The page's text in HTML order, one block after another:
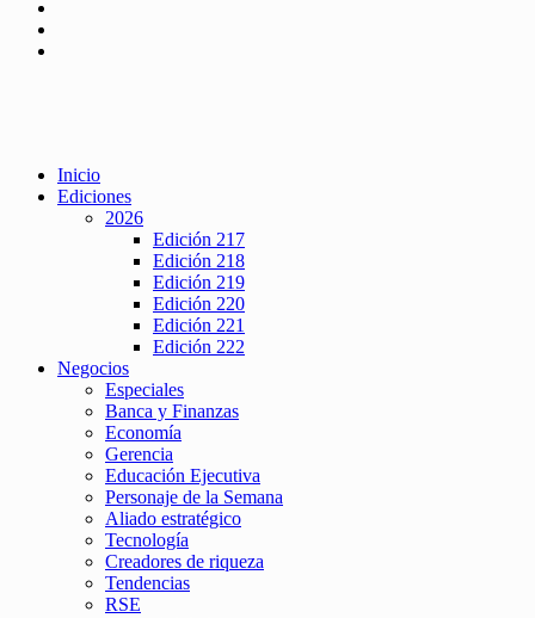
Inicio
Ediciones
2026
Edición 217
Edición 218
Edición 219
Edición 220
Edición 221
Edición 222
Negocios
Especiales
Banca y Finanzas
Economía
Gerencia
Educación Ejecutiva
Personaje de la Semana
Aliado estratégico
Tecnología
Creadores de riqueza
Tendencias
RSE